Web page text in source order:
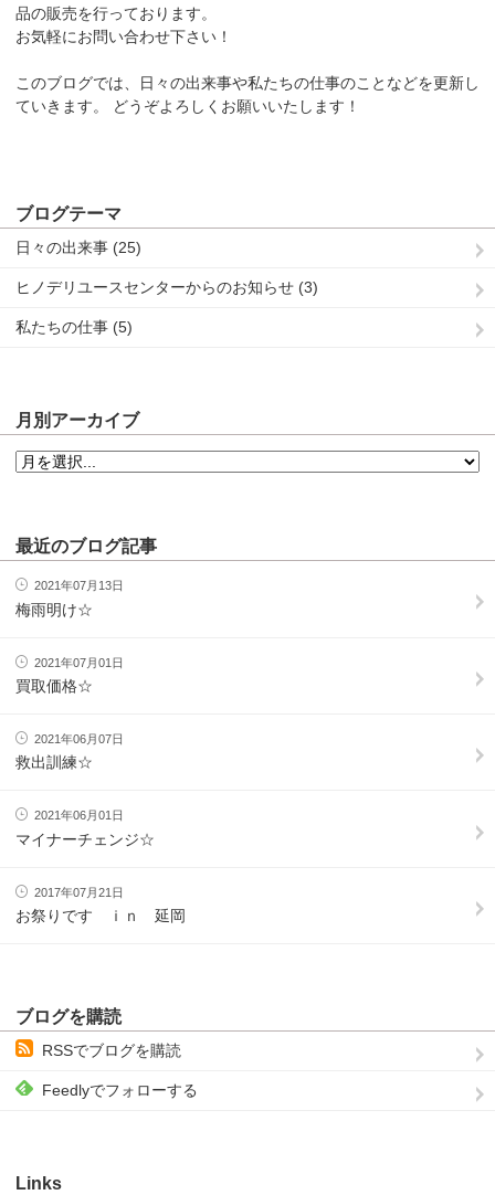
品の販売を行っております。
お気軽にお問い合わせ下さい！
このブログでは、日々の出来事や私たちの仕事のことなどを更新し
ていきます。
どうぞよろしくお願いいたします！
ブログテーマ
日々の出来事 (25)
ヒノデリユースセンターからのお知らせ (3)
私たちの仕事 (5)
月別アーカイブ
最近のブログ記事
2021年07月13日
梅雨明け☆
2021年07月01日
買取価格☆
2021年06月07日
救出訓練☆
2021年06月01日
マイナーチェンジ☆
2017年07月21日
お祭りです ｉｎ 延岡
ブログを購読
RSSでブログを購読
Feedlyでフォローする
Links